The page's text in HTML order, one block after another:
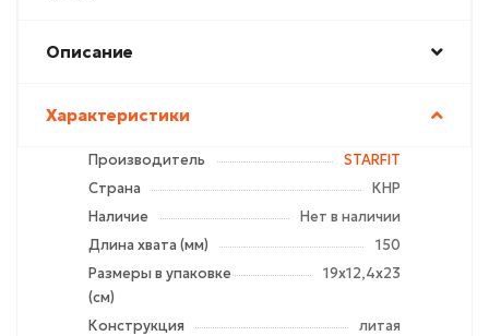
Описание
Характеристики
Производитель
STARFIT
Страна
КНР
Наличие
Нет в наличии
Длина хвата (мм)
150
Размеры в упаковке
(см)
19х12,4х23
Конструкция
литая